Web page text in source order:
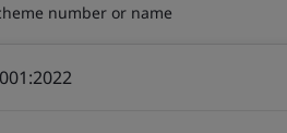
number or name